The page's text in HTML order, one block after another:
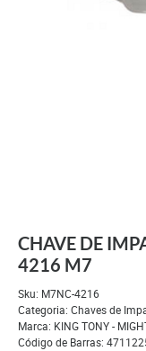
CHAVE DE
4216 M7
Sku: M7NC-4216
Categoria: Chaves de
Marca: KING TONY -
Código de Barras: